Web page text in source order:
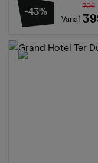
-43%
Vanaf
706